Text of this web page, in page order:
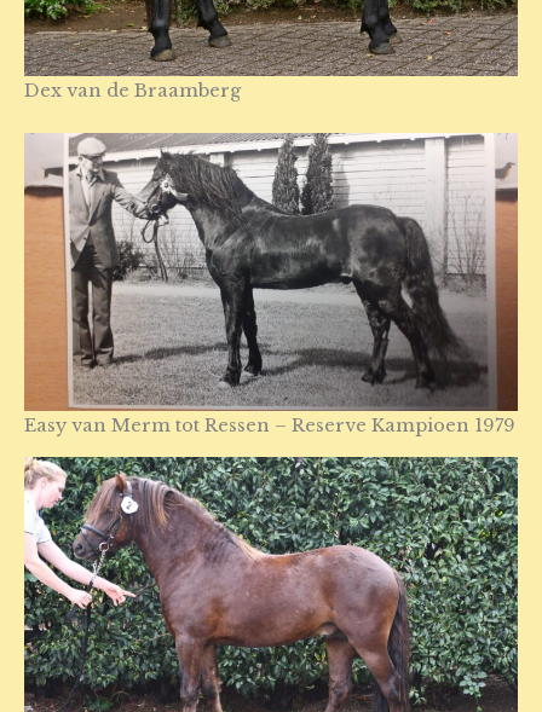
Dex van de Braamberg
Easy van Merm tot Ressen – Reserve Kampioen 1979